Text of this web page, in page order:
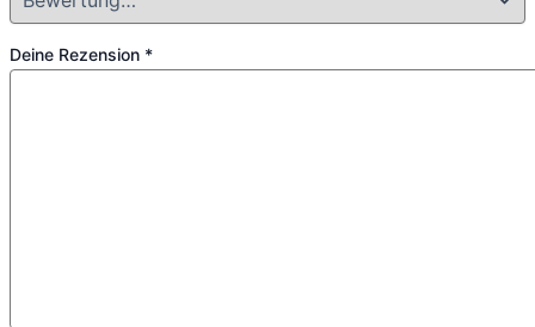
Deine Rezension *